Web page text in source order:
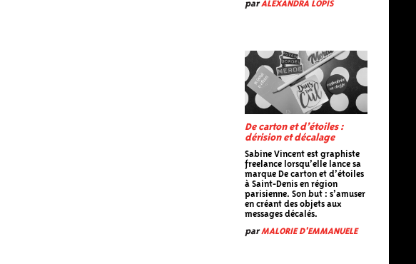
parALEXANDRA LOPIS
De carton et d’étoiles :
dérision et décalage
Sabine Vincent est graphiste
freelance lorsqu’elle lance sa
marque De carton et d’étoiles
à Saint-Denis en région
parisienne. Son but : s’amuser
en créant des objets aux
messages décalés.
parMALORIE D'EMMANUELE